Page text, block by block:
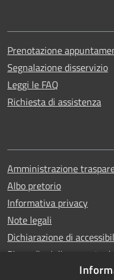
Prenotazione
Segnalazione disservizio
Leggi le FAQ
Richiesta di assistenza
Amministrazione
Albo pretorio
Informativa privacy
Note legali
Dichiarazione di
Piano di miglioramento